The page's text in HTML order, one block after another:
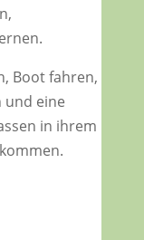
Boot fahren,
und eine
in ihrem